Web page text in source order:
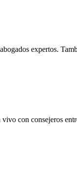
expertos.
con consejeros